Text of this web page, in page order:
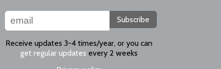
Subscribe
Receive updates 3-4 times/year, or you can
get regular updates every 2 weeks